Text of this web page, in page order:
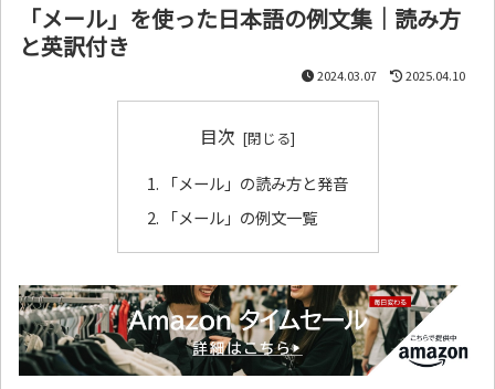
「メール」を使った日本語の例文集｜読み方
と英訳付き
2024.03.07 2025.04.10
目次
「メール」の読み方と発音
「メール」の例文一覧